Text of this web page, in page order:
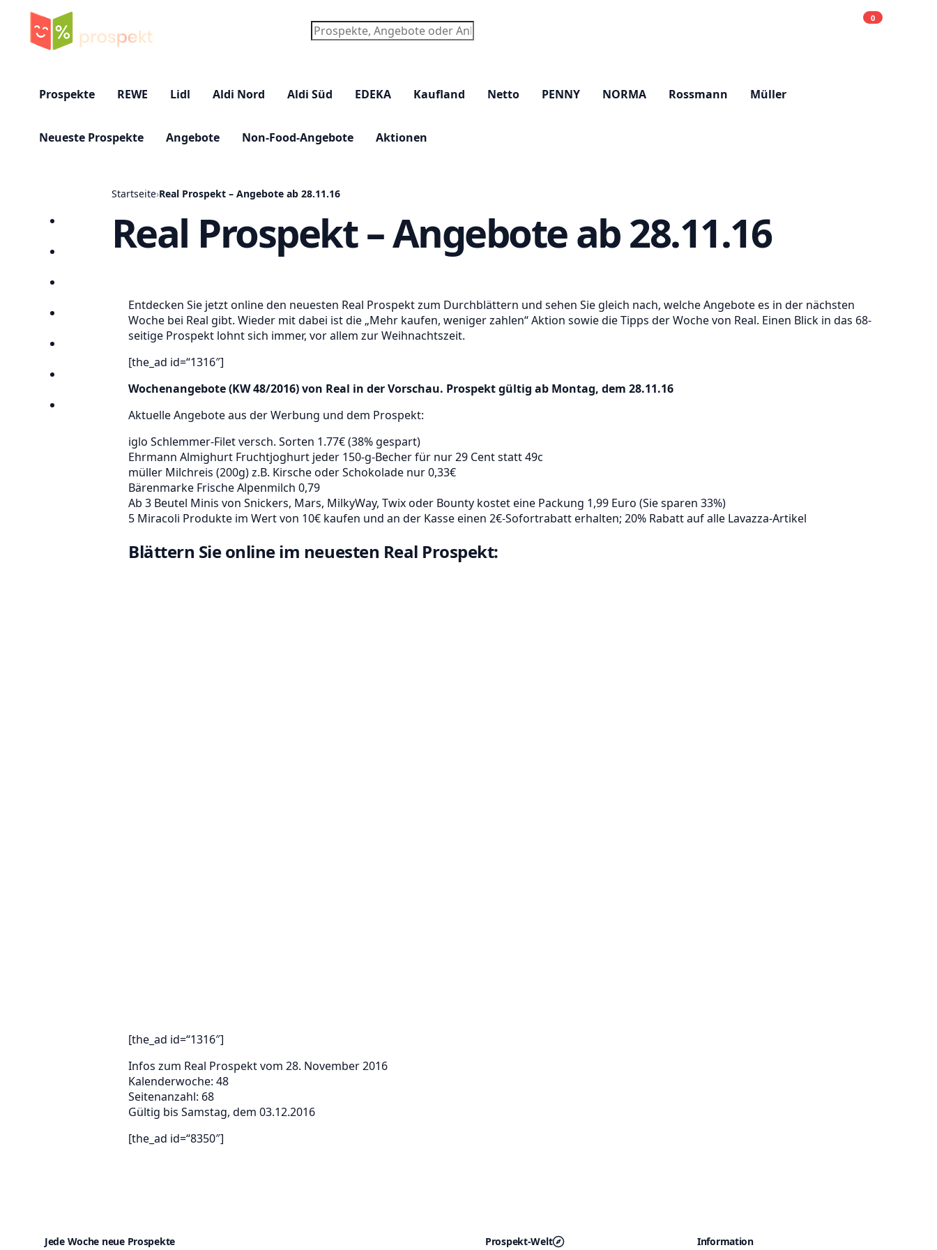
Suchen
0
Prospekte REWE Lidl Aldi Nord Aldi Süd EDEKA Kaufland Netto PENNY NORMA Rossmann Müller
Neueste Prospekte Angebote Non-Food-Angebote Aktionen
Startseite
Startseite›Real Prospekt – Angebote ab 28.11.16
Real Prospekt – Angebote ab 28.11.16
Entdecken Sie jetzt online den neuesten Real Prospekt zum Durchblättern und sehen Sie gleich nach, welche Angebote es in der nächsten
Woche bei Real gibt. Wieder mit dabei ist die „Mehr kaufen, weniger zahlen“ Aktion sowie die Tipps der Woche von Real. Einen Blick in das 68-
seitige Prospekt lohnt sich immer, vor allem zur Weihnachtszeit.
[the_ad id=“1316″]
Wochenangebote (KW 48/2016) von Real in der Vorschau. Prospekt gültig ab Montag, dem 28.11.16
Aktuelle Angebote aus der Werbung und dem Prospekt:
iglo Schlemmer-Filet versch. Sorten 1.77€ (38% gespart)
Ehrmann Almighurt Fruchtjoghurt jeder 150-g-Becher für nur 29 Cent statt 49c
müller Milchreis (200g) z.B. Kirsche oder Schokolade nur 0,33€
Bärenmarke Frische Alpenmilch 0,79
Ab 3 Beutel Minis von Snickers, Mars, MilkyWay, Twix oder Bounty kostet eine Packung 1,99 Euro (Sie sparen 33%)
5 Miracoli Produkte im Wert von 10€ kaufen und an der Kasse einen 2€-Sofortrabatt erhalten; 20% Rabatt auf alle Lavazza-Artikel
Blättern Sie online im neuesten Real Prospekt:
[the_ad id=“1316″]
Infos zum Real Prospekt vom 28. November 2016
Kalenderwoche: 48
Seitenanzahl: 68
Gültig bis Samstag, dem 03.12.2016
[the_ad id=“8350″]
Jede Woche neue Prospekte Prospekt-Welt Information